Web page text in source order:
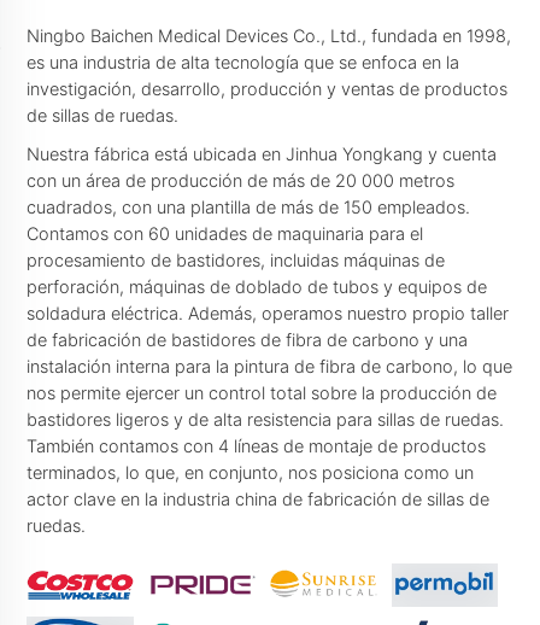
Ningbo Baichen Medical Devices Co., Ltd., fundada en 1998,
es una industria de alta tecnología que se enfoca en la
investigación, desarrollo, producción y ventas de productos
de sillas de ruedas.
Nuestra fábrica está ubicada en Jinhua Yongkang y cuenta
con un área de producción de más de 20 000 metros
cuadrados, con una plantilla de más de 150 empleados.
Contamos con 60 unidades de maquinaria para el
procesamiento de bastidores, incluidas máquinas de
perforación, máquinas de doblado de tubos y equipos de
soldadura eléctrica. Además, operamos nuestro propio taller
de fabricación de bastidores de fibra de carbono y una
instalación interna para la pintura de fibra de carbono, lo que
nos permite ejercer un control total sobre la producción de
bastidores ligeros y de alta resistencia para sillas de ruedas.
También contamos con 4 líneas de montaje de productos
terminados, lo que, en conjunto, nos posiciona como un
actor clave en la industria china de fabricación de sillas de
ruedas.